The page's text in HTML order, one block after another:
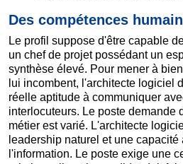
Des compétences
Le profil suppose d'être capable
un chef de projet possédant un
synthèse élevé. Pour mener à
lui incombent, l'architecte logiciel
réelle aptitude à communiquer
interlocuteurs. Le poste demande
métier est varié. L'architecte
leadership naturel et une capacité
l'information. Le poste exige une